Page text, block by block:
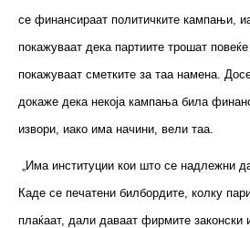
се финансираат политичките кампањи,
покажуваат дека партиите трошат
покажуваат сметките за таа намена.
докаже дека некоја кампања била
извори, иако има начини, вели таа.
„Има институции кои што се надлежни
Каде се печатени билбордите, колку
плаќаат, дали даваат фирмите законски